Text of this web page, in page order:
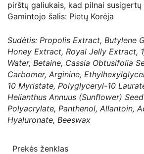
pirštų galiukais, kad pilnai susigertų
Gamintojo šalis: Pietų Korėja
Sudėtis: Propolis Extract, Butylene
Honey Extract, Royal Jelly Extract,
Water, Betaine, Cassia Obtusifolia
Carbomer, Arginine,
10 Myristate, Polyglyceryl-10
Helianthus Annuus (Sunflower)
Polyacrylate, Panthenol, Allantoin,
Hyaluronate, Beeswax
Prekės ženklas